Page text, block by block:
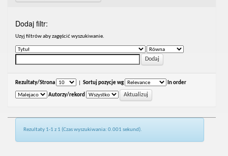
Dodaj filtr:
Uzyj filtrów aby zagęścić wyszukiwanie.
Rezultaty/Strona Sortuj pozycje wg In order
Autorzy/rekord
Rezultaty 1-1 z 1 (Czas wyszukiwania: 0.001 sekund).